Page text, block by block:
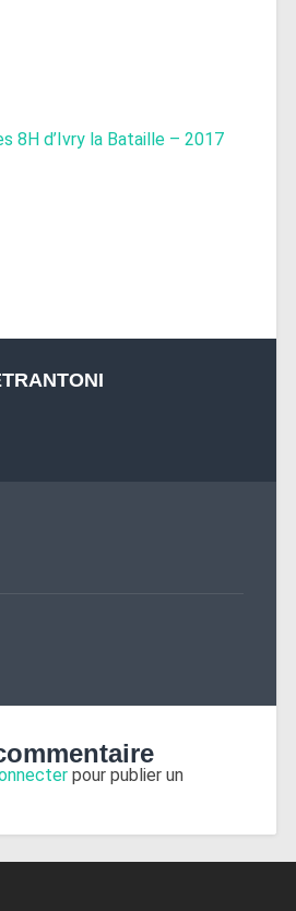
8H d’Ivry la Bataille – 2017
pour publier un